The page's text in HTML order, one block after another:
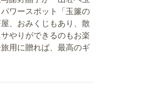
ワースポット「玉簾の
、おみくじもあり、散
やりができるのもお楽
用に贈れば、最高のギ